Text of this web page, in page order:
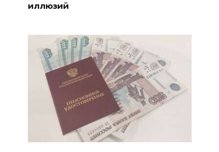
иллюзий